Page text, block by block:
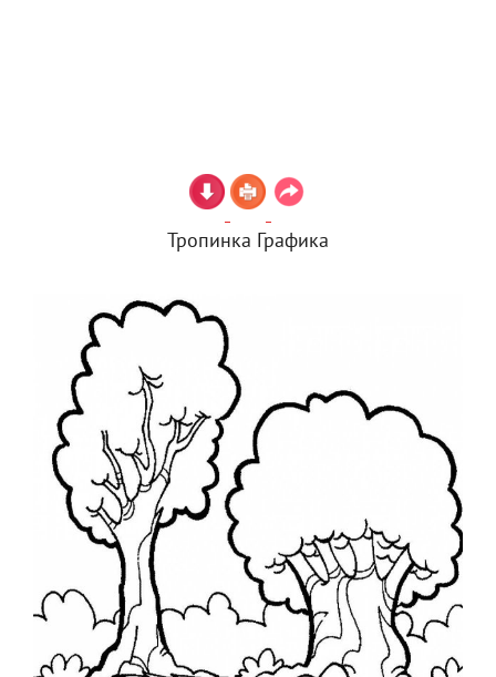
Тропинка Графика